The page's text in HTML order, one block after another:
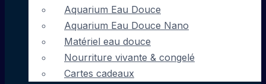
Aquarium Eau Douce
Aquarium Eau Douce Nano
Matériel eau douce
Nourriture vivante & congelé
Cartes cadeaux